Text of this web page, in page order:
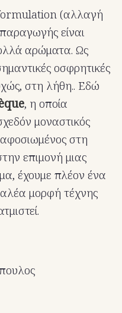
(αλλαγή
είναι
αρώματα. Ως
οσφρητικές
στη λήθη.. Εδώ
, η οποία
μοναστικός
στη
επιμονή μιας
έχουμε πλέον ένα
μορφή τέχνης